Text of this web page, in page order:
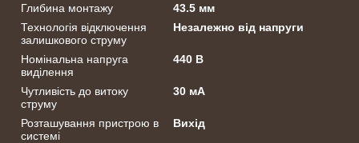
Глибина монтажу
43.5 мм
Технологія відключення
залишкового струму
Незалежно від напруги
Номінальна напруга
виділення
440 В
Чутливість до витоку
струму
30 мА
Розташування пристрою в
системі
Вихід